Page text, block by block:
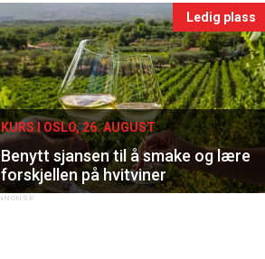
Ledig plass
KURS I OSLO, 26. AUGUST
Benytt sjansen til å smake og lære
forskjellen på hvitviner